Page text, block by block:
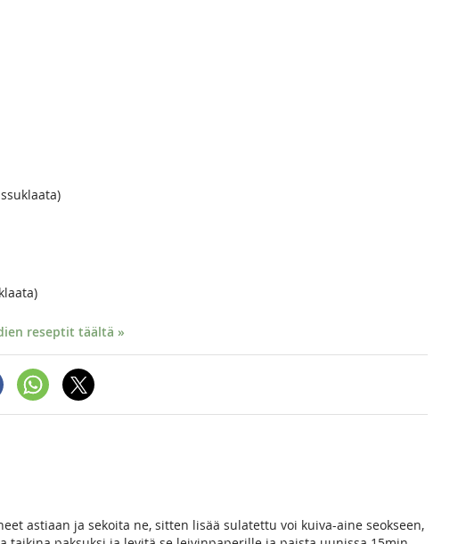
reseptit täältä »
astiaan ja sekoita ne, sitten lisää sulatettu voi kuiva-aine seokseen,